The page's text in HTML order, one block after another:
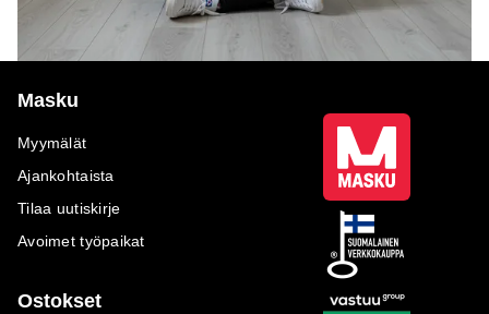
Masku
Myymälät
Ajankohtaista
Tilaa uutiskirje
Avoimet työpaikat
Ostokset